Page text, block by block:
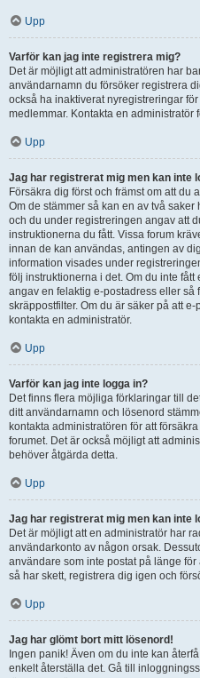
Upp
Varför kan jag inte registrera mig?
Det är möjligt att administratören har
användarnamn du försöker registrera
också ha inaktiverat nyregistreringar
medlemmar. Kontakta en administratör
Upp
Jag har registrerat mig men kan inte
Försäkra dig först och främst om att
Om de stämmer så kan en av två
och du under registreringen angav att
instruktionerna du fått. Vissa forum
innan de kan användas, antingen av
information visades under
följ instruktionerna i det. Om du inte
angav en felaktig e-postadress eller så
skräppostfilter. Om du är säker på att
kontakta en administratör.
Upp
Varför kan jag inte logga in?
Det finns flera möjliga förklaringar till
ditt användarnamn och lösenord
kontakta administratören för att
forumet. Det är också möjligt att
behöver åtgärda detta.
Upp
Jag har registrerat mig men kan inte
Det är möjligt att en administratör har
användarkonto av någon orsak.
användare som inte postat på länge
så har skett, registrera dig igen och
Upp
Jag har glömt bort mitt lösenord!
Ingen panik! Även om du inte kan
enkelt återställa det. Gå till